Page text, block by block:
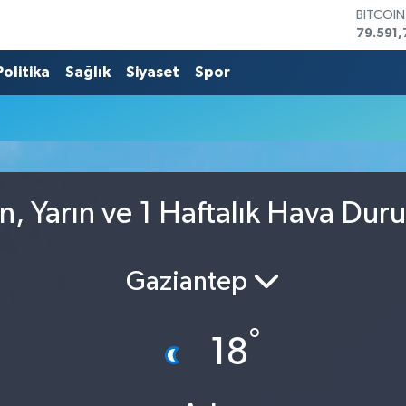
BITCOIN
Sağlık Siyaset Spor
Yarın ve 1 Haftalık Hava
Gaziantep
18°